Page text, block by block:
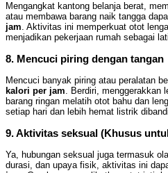
Mengangkat kantong belanja berat,
atau membawa barang naik tangga
jam . Aktivitas ini memperkuat otot
menjadikan pekerjaan rumah sebagai
8. Mencuci piring dengan tangan
Mencuci banyak piring atau peralatan
kalori per jam . Berdiri, menggerakkan
barang ringan melatih otot bahu dan
setiap hari dan lebih hemat listrik
9. Aktivitas seksual (Khusus
Ya, hubungan seksual juga termasuk
durasi, dan upaya fisik, aktivitas ini